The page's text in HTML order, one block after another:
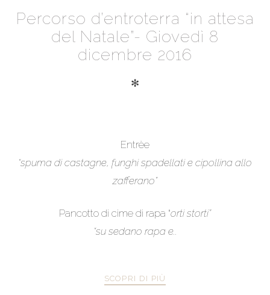
Percorso d’entroterra “in attesa
del Natale”- Giovedì 8
dicembre 2016
✻
Entrèe
“spuma di castagne, funghi spadellati e cipollina allo
zafferano”
Pancotto di cime di rapa “orti storti”
“su sedano rapa e..
SCOPRI DI PIÙ